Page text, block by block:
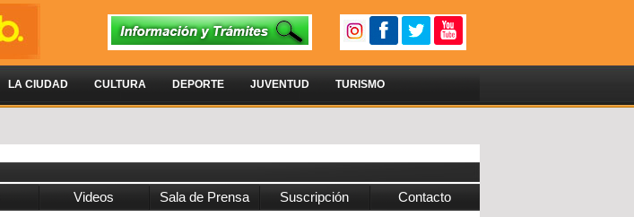
LA CIUDAD CULTURA DEPORTE JUVENTUD TURISMO
Videos Sala de Prensa Suscripción Contacto